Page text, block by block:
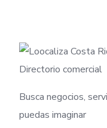
Busca negocios,
puedas imaginar